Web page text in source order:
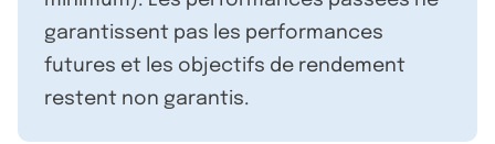
garantissent pas les performances
futures et les objectifs de rendement
restent non garantis.